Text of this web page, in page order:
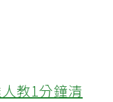
教1分鐘清